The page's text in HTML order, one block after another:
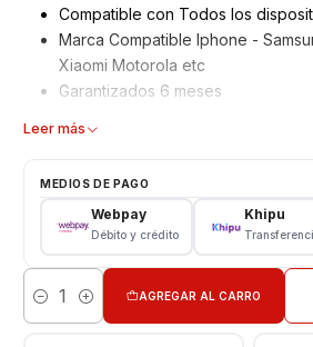
Compatible con Todos los
Marca Compatible Iphone -
Xiaomi Motorola etc
Garantizados 6 meses
Características
Cargador Pared Original Xiaomi
Modelo : MDY-09-EW
Cargador con Salida Tipo USB
Color: Blanco
Voltaje Entrada 110-240V - 50/
Leer más
MEDIOS DE PAGO
Webpay
Débito y crédito
Khipu
Cantidad
AGREGAR AL CARRO